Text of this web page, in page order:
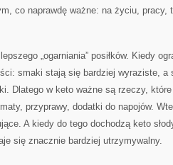
co naprawdę ważne: na życiu, pracy,
„ogarniania” posiłków. Kiedy
smaki stają się bardziej wyraziste,
Dlatego w keto ważne są rzeczy,
przyprawy, dodatki do napojów.
A kiedy do tego dochodzą keto
się znacznie bardziej utrzymywalny.